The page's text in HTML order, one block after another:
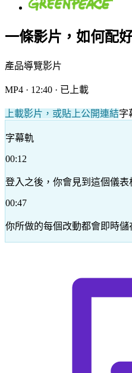
一條影片，如何配
產品導覽影片
MP4 · 12:40 · 已上載
上載影片，或貼上公開連結字
字幕軌
00:12
登入之後，你會見到這個儀表
00:47
你所做的每個改動都會即時儲